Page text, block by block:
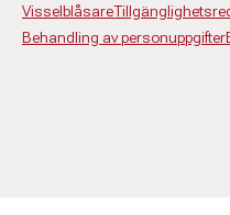
Visselblåsare
Behandling av personuppgifter